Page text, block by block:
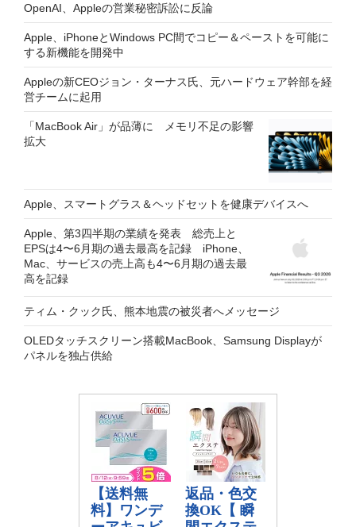
OpenAI、Appleの営業秘密訴訟に反論
Apple、iPhoneとWindows PC間でコピー＆ペーストを可能に
する新機能を開発中
Appleの新CEOジョン・ターナス氏、元ハードウェア幹部を経
営チームに起用
「MacBook Air」が品薄に メモリ不足の影響
拡大
Apple、スマートグラス＆ヘッドセットを健康デバイスへ
Apple、第3四半期の業績を発表 総売上と
EPSは4〜6月期の過去最高を記録 iPhone、
Mac、サービスの売上高も4〜6月期の過去最
高を記録
ティム・クック氏、熊本地震の被災者へメッセージ
OLEDタッチスクリーン搭載MacBook、Samsung Displayが
パネルを独占供給